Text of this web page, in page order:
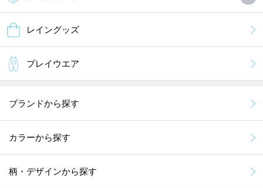
レイングッズ
プレイウエア
ブランドから探す
カラーから探す
柄・デザインから探す